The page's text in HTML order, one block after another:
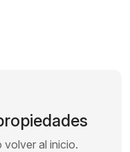
volver al inicio.